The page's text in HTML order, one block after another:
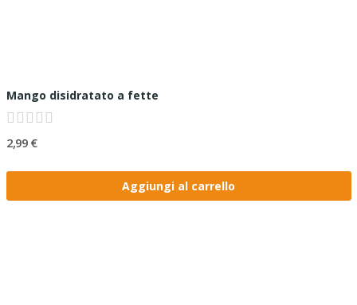
Mango disidratato a fette
2,99 €
Aggiungi al carrello